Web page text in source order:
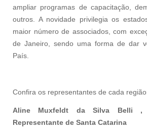
ampliar programas de capacitação,
outros. A novidade privilegia os
maior número de associados, com
de Janeiro, sendo uma forma de dar
País.
Confira os representantes de cada
Aline Muxfeldt da Silva Belli
Representante de Santa Catarina